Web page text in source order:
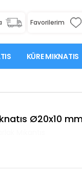
Favorilerim
KÜRE MIKNATIS
Ø20x10